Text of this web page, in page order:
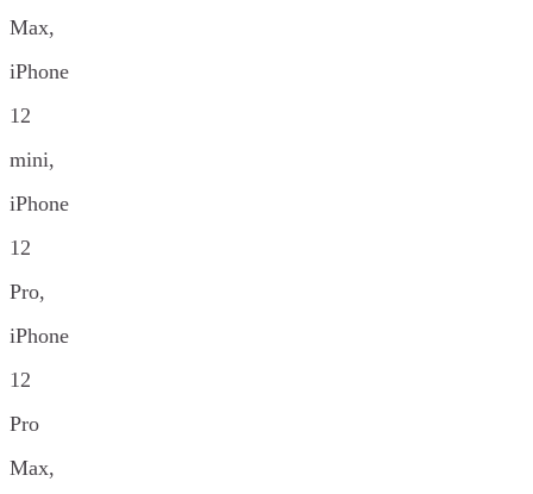
Max,
iPhone
12
mini,
iPhone
12
Pro,
iPhone
12
Pro
Max,